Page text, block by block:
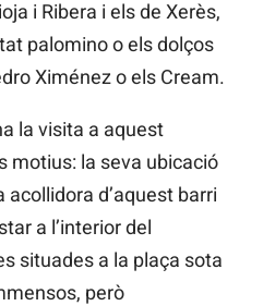
i Ribera i els de Xerès,
palomino o els dolços
Ximénez o els Cream.
la visita a aquest
motius: la seva ubicació
d’aquest barri
a l’interior del
situades a la plaça sota
però